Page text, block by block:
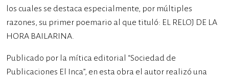
los cuales se destaca especialmente, por múltiples
razones, su primer poemario al que tituló: EL RELOJ DE LA
HORA BAILARINA.
Publicado por la mítica editorial “Sociedad de
Publicaciones El Inca”, en esta obra el autor realizó una